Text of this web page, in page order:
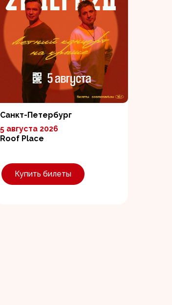
Санкт-Петербург
5 августа 2026
Roof Place
Купить билеты